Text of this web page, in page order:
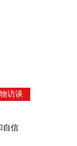
访谈
自信